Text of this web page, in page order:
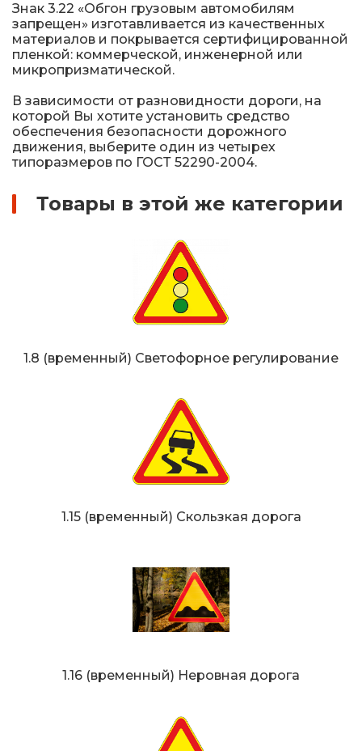
Знак 3.22 «Обгон грузовым автомобилям
запрещен» изготавливается из качественных
материалов и покрывается сертифицированной
пленкой: коммерческой, инженерной или
микропризматической.
В зависимости от разновидности дороги, на
которой Вы хотите установить средство
обеспечения безопасности дорожного
движения, выберите один из четырех
типоразмеров по ГОСТ 52290-2004.
Товары в этой же категории
1.8 (временный) Светофорное регулирование
1.15 (временный) Скользкая дорога
1.16 (временный) Неровная дорога